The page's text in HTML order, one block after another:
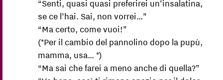
“Senti, quasi quasi preferirei un’insalatina,
se ce l’hai. Sai, non vorrei…”
“Ma certo, come vuoi!”
(*Per il cambio del pannolino dopo la pupù,
mamma, usa… *)
“Ma sai che farei a meno anche di quella?”